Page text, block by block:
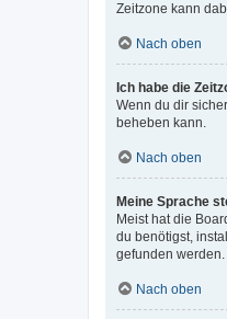
Zeitzone kann
Nach oben
Ich habe die
Wenn du dir
beheben kann.
Nach oben
Meine Sprache
Meist hat die
du benötigst,
gefunden werden.
Nach oben